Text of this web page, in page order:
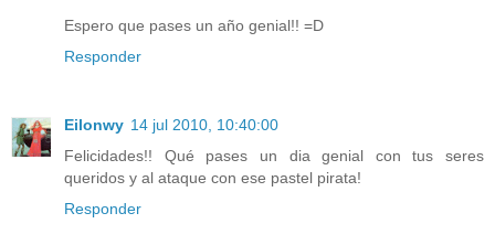
Espero que pases un año genial!! =D
Responder
Eilonwy 14 jul 2010, 10:40:00
Felicidades!! Qué pases un dia genial con tus seres
queridos y al ataque con ese pastel pirata!
Responder